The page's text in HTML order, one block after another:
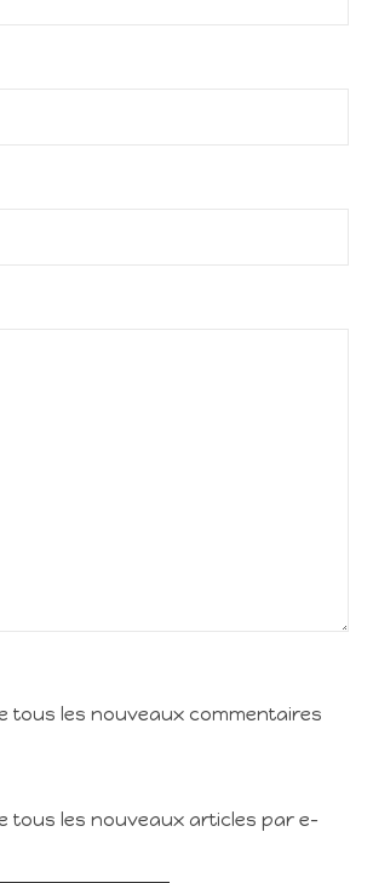
tous les nouveaux commentaires
tous les nouveaux articles par e-